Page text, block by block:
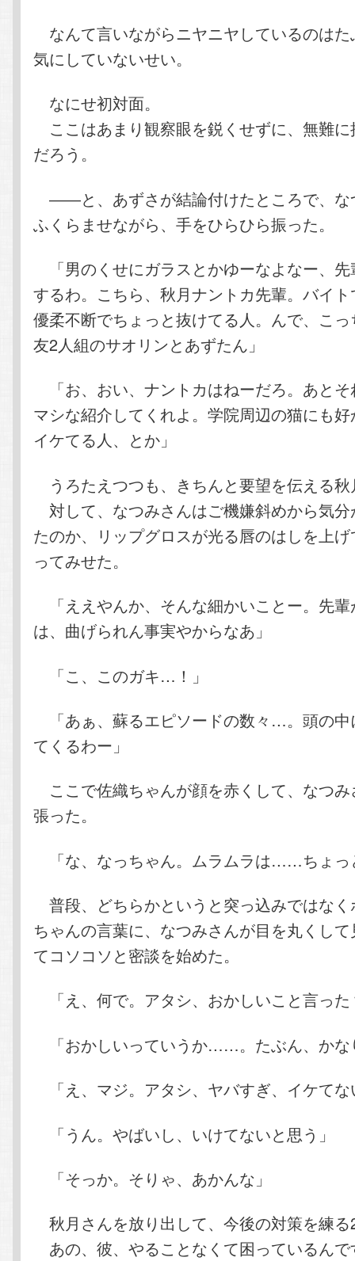
なんて言いながらニヤニヤしているのは
気にしていないせい。
なにせ初対面。
ここはあまり観察眼を鋭くせずに、無難
だろう。
――と、あずさが結論付けたところで、な
ふくらませながら、手をひらひら振った。
「男のくせにガラスとかゆーなよなー、
するわ。こちら、秋月ナントカ先輩。バイ
優柔不断でちょっと抜けてる人。んで、こ
友2人組のサオリンとあずたん」
「お、おい、ナントカはねーだろ。あと
マシな紹介してくれよ。学院周辺の猫にも
イケてる人、とか」
うろたえつつも、きちんと要望を伝える
対して、なつみさんはご機嫌斜めから気
たのか、リップグロスが光る唇のはしを上
ってみせた。
「ええやんか、そんな細かいことー。先
は、曲げられん事実やからなあ」
「こ、このガキ…！」
「あぁ、蘇るエピソードの数々…。頭の中
てくるわー」
ここで佐織ちゃんが顔を赤くして、なつ
張った。
「な、なっちゃん。ムラムラは……ちょっ
普段、どちらかというと突っ込みではな
ちゃんの言葉に、なつみさんが目を丸くし
てコソコソと密談を始めた。
「え、何で。アタシ、おかしいこと言った
「おかしいっていうか……。たぶん、か
「え、マジ。アタシ、ヤバすぎ、イケてな
「うん。やばいし、いけてないと思う」
「そっか。そりゃ、あかんな」
秋月さんを放り出して、今後の対策を練る
あの、彼、やることなくて困っているん